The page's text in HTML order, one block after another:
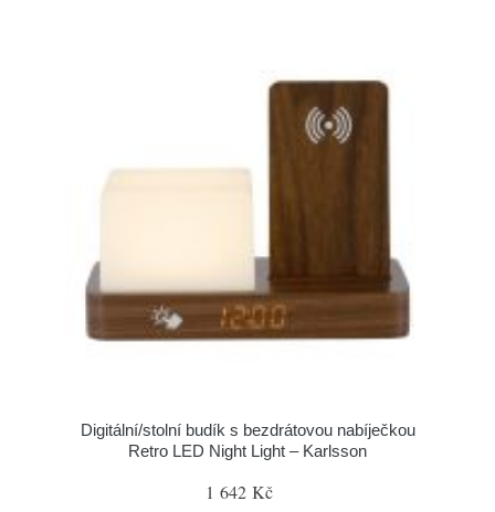
Digitální/stolní budík s bezdrátovou nabíječkou
Retro LED Night Light – Karlsson
1 642 Kč